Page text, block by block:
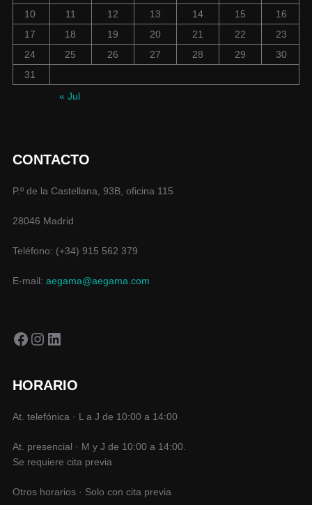
10
11 12 13 14 15
16
17
18 19 20 21 22
23
24
25 26 27 28 29
30
31
« Jul
CONTACTO
P.º de la Castellana, 93B, oficina 115
28046 Madrid
Teléfono: (+34) 915 562 379
E-mail: aegama@aegama.com
Facebook
Instagram
LinkedIn
HORARIO
At. telefónica · L a J de 10:00 a 14:00
At. presencial · M y J de 10:00 a 14:00.
Se requiere cita previa
Otros horarios · Solo con cita previa